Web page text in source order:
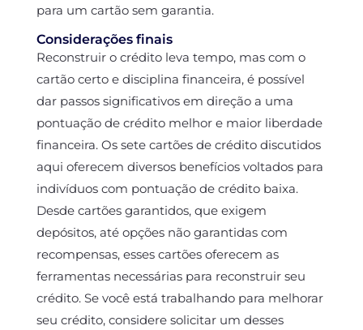
para um cartão sem garantia.
Considerações finais
Reconstruir o crédito leva tempo, mas com o
cartão certo e disciplina financeira, é possível
dar passos significativos em direção a uma
pontuação de crédito melhor e maior liberdade
financeira. Os sete cartões de crédito discutidos
aqui oferecem diversos benefícios voltados para
indivíduos com pontuação de crédito baixa.
Desde cartões garantidos, que exigem
depósitos, até opções não garantidas com
recompensas, esses cartões oferecem as
ferramentas necessárias para reconstruir seu
crédito. Se você está trabalhando para melhorar
seu crédito, considere solicitar um desses